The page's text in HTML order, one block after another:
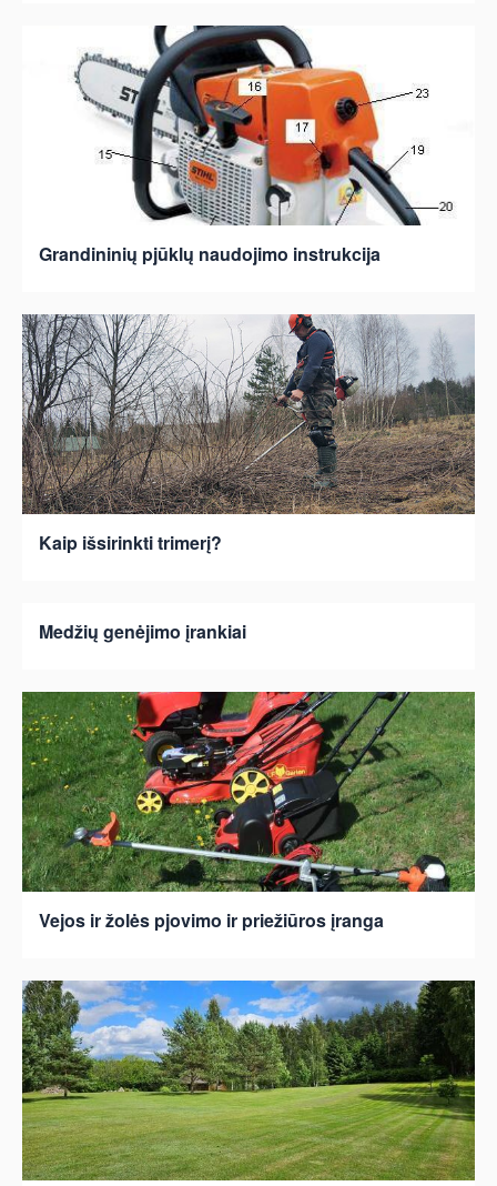
Grandininių pjūklų naudojimo instrukcija
Kaip išsirinkti trimerį?
Medžių genėjimo įrankiai
Vejos ir žolės pjovimo ir priežiūros įranga